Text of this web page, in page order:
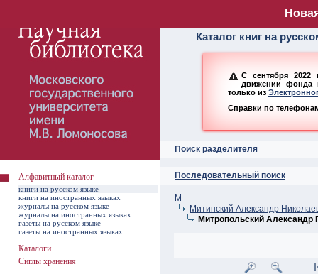
Алфавитный
Каталог книг на
С сентября 2022
движении фонда
только из
Справки по
Поиск разделителя
Последовательный поиск
М
Митинский Александр
Митропольский Александр
Алфавитный каталог
книги на русском языке
книги на иностранных языках
журналы на русском языке
журналы на иностранных языках
газеты на русском языке
газеты на иностранных языках
Каталоги
Сиглы хранения